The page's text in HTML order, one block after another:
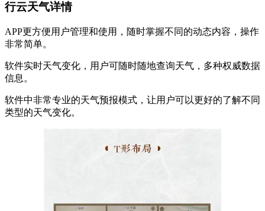
行云天气详情
APP更方便用户管理和使用，随时掌握不同的动态内容，操作
非常简单。
软件实时天气变化，用户可随时随地查询天气，多种权威数据
信息。
软件中非常专业的天气预报模式，让用户可以更好的了解不同
类型的天气变化。